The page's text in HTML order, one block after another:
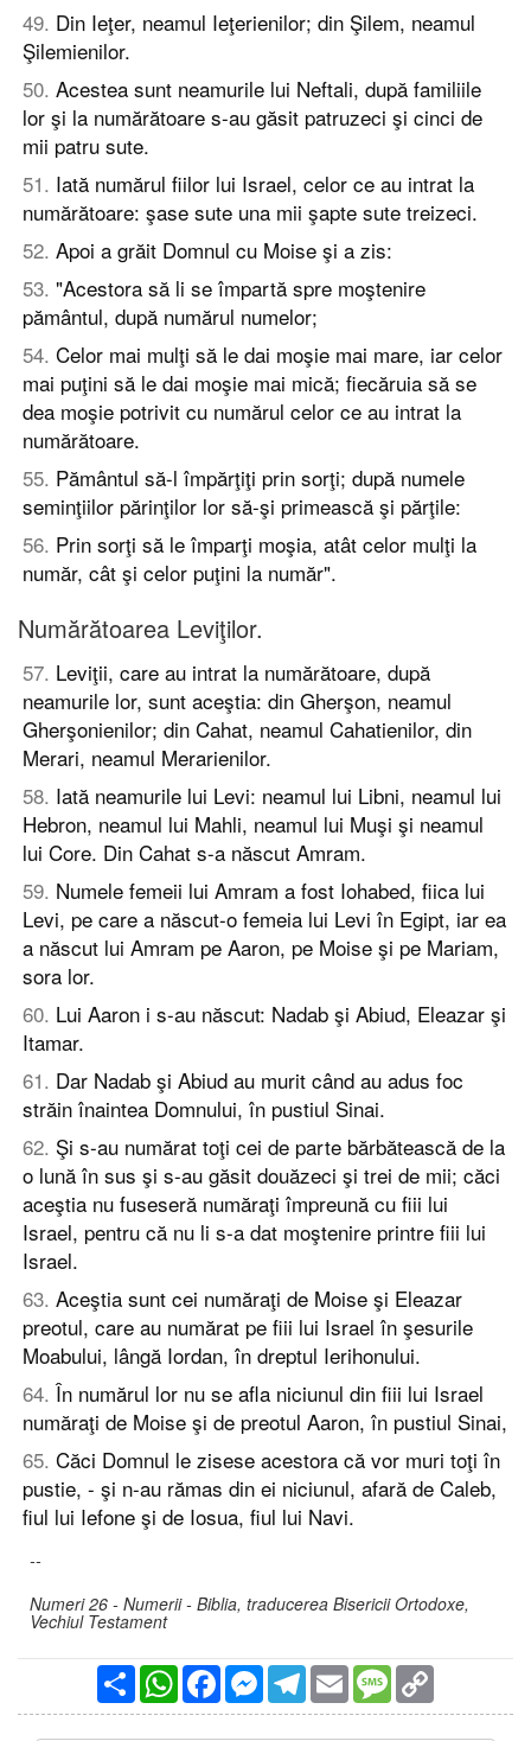
49. Din Ieţer, neamul Ieţerienilor; din Şilem, neamul
Şilemienilor.
50. Acestea sunt neamurile lui Neftali, după familiile
lor şi la numărătoare s-au găsit patruzeci şi cinci de
mii patru sute.
51. Iată numărul fiilor lui Israel, celor ce au intrat la
numărătoare: şase sute una mii şapte sute treizeci.
52. Apoi a grăit Domnul cu Moise şi a zis:
53. "Acestora să li se împartă spre moştenire
pământul, după numărul numelor;
54. Celor mai mulţi să le dai moşie mai mare, iar celor
mai puţini să le dai moşie mai mică; fiecăruia să se
dea moşie potrivit cu numărul celor ce au intrat la
numărătoare.
55. Pământul să-l împărţiţi prin sorţi; după numele
seminţiilor părinţilor lor să-şi primească şi părţile:
56. Prin sorţi să le împarţi moşia, atât celor mulţi la
număr, cât şi celor puţini la număr".
Numărătoarea Leviţilor.
57. Leviţii, care au intrat la numărătoare, după
neamurile lor, sunt aceştia: din Gherşon, neamul
Gherşonienilor; din Cahat, neamul Cahatienilor, din
Merari, neamul Merarienilor.
58. Iată neamurile lui Levi: neamul lui Libni, neamul lui
Hebron, neamul lui Mahli, neamul lui Muşi şi neamul
lui Core. Din Cahat s-a născut Amram.
59. Numele femeii lui Amram a fost Iohabed, fiica lui
Levi, pe care a născut-o femeia lui Levi în Egipt, iar ea
a născut lui Amram pe Aaron, pe Moise şi pe Mariam,
sora lor.
60. Lui Aaron i s-au născut: Nadab şi Abiud, Eleazar şi
Itamar.
61. Dar Nadab şi Abiud au murit când au adus foc
străin înaintea Domnului, în pustiul Sinai.
62. Şi s-au numărat toţi cei de parte bărbătească de la
o lună în sus şi s-au găsit douăzeci şi trei de mii; căci
aceştia nu fuseseră număraţi împreună cu fiii lui
Israel, pentru că nu li s-a dat moştenire printre fiii lui
Israel.
63. Aceştia sunt cei număraţi de Moise şi Eleazar
preotul, care au numărat pe fiii lui Israel în şesurile
Moabului, lângă Iordan, în dreptul Ierihonului.
64. În numărul lor nu se afla niciunul din fiii lui Israel
număraţi de Moise şi de preotul Aaron, în pustiul Sinai,
65. Căci Domnul le zisese acestora că vor muri toţi în
pustie, - şi n-au rămas din ei niciunul, afară de Caleb,
fiul lui Iefone şi de Iosua, fiul lui Navi.
--
Numeri 26 - Numerii - Biblia, traducerea Bisericii Ortodoxe,
Vechiul Testament
PartajareWhatsAppFacebookMessengerTelegram
Email Message